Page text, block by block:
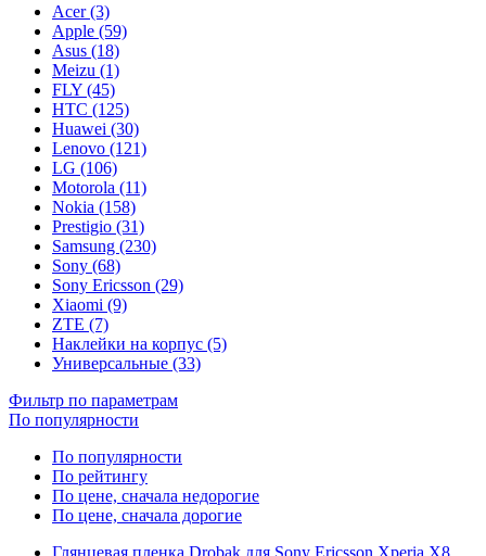
Acer (3)
Apple (59)
Asus (18)
Meizu (1)
FLY (45)
HTC (125)
Huawei (30)
Lenovo (121)
LG (106)
Motorola (11)
Nokia (158)
Prestigio (31)
Samsung (230)
Sony (68)
Sony Ericsson (29)
Xiaomi (9)
ZTE (7)
Наклейки на корпус (5)
Универсальные (33)
Фильтр по параметрам
По популярности
По популярности
По рейтингу
По цене, сначала недорогие
По цене, сначала дорогие
Глянцевая пленка Drobak для Sony Ericsson Xperia X8